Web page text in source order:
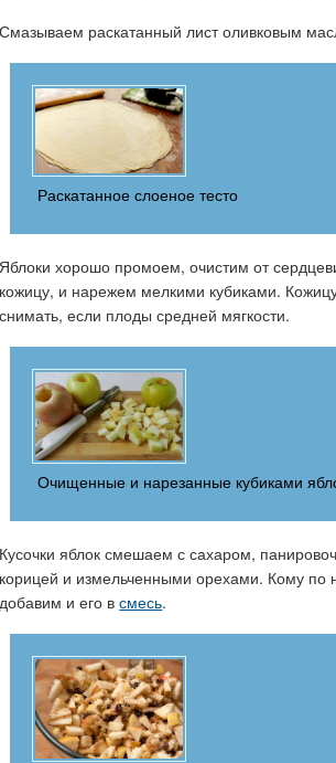
Смазываем раскатанный лист оливковым
Раскатанное слоеное тесто
Яблоки хорошо промоем, очистим от
кожицу, и нарежем мелкими кубиками.
снимать, если плоды средней мягкости.
Очищенные и нарезанные кубиками
Кусочки яблок смешаем с сахаром,
корицей и измельченными орехами. Кому по
добавим и его всмесь.